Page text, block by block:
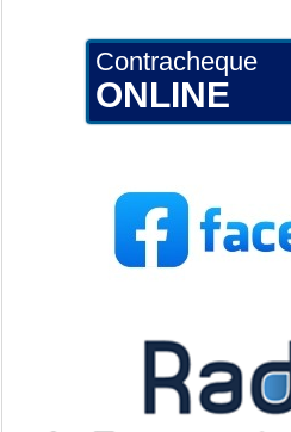
Contracheque
ONLINE